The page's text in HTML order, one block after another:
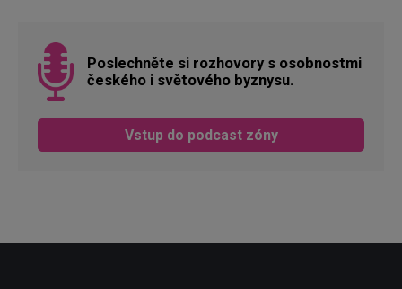
Poslechněte si rozhovory s osobnostmi
českého i světového byznysu.
Vstup do podcast zóny